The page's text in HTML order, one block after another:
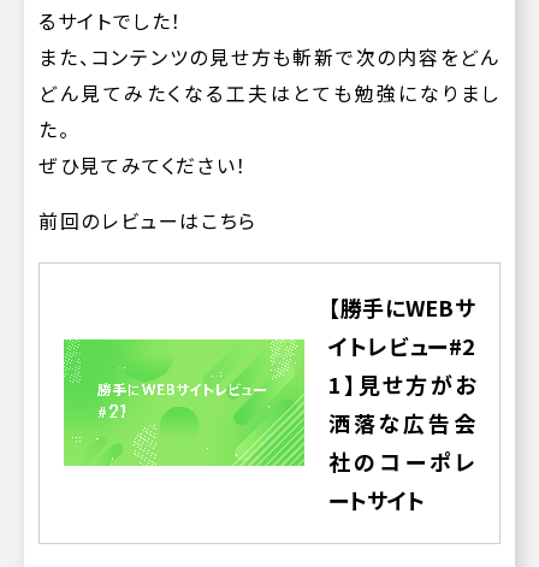
るサイトでした！
また、コンテンツの見せ方も斬新で次の内容をどん
どん見てみたくなる工夫はとても勉強になりまし
た。
ぜひ見てみてください！
前回のレビューはこちら
【勝手にWEBサ
イトレビュー#2
1】見せ方がお
洒落な広告会
社のコーポレ
ートサイト